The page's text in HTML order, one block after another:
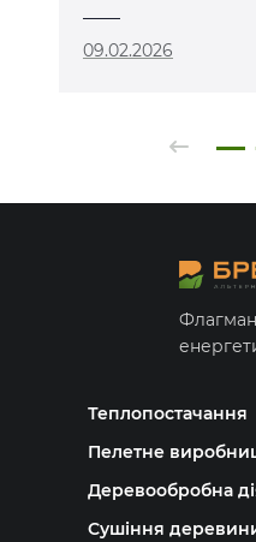
09.02.2026
Теплопостачання
Пелетне
Деревообробна
Сушіння